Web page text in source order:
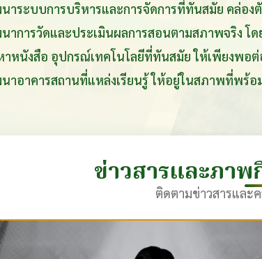
าระบบการบริหารและการจัดการที่ทันสมัย คล่อง
าการวัดและประเมินผลการสอนตามสภาพจริง โ
าหนังสือ อุปกรณ์เทคโนโลยีที่ทันสมัย ให้เพียงพอต่
าอาคารสถานที่แหล่งเรียนรู้ ให้อยู่ในสภาพที่พร้อ
ข่าวสารและภา
ติดตามข่าวสารและ